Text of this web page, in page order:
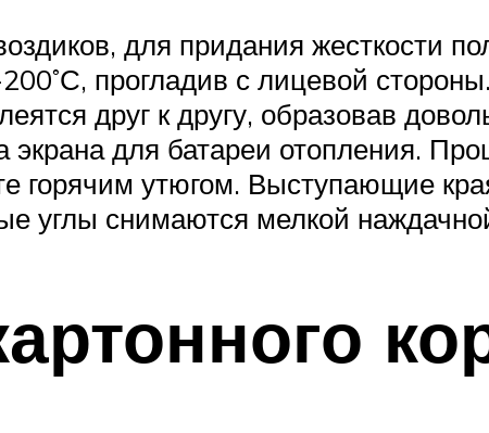
для придания жесткости
прогладив с лицевой
друг к другу, образовав
для батареи отопления.
горячим утюгом. Выступающие
углы снимаются мелкой